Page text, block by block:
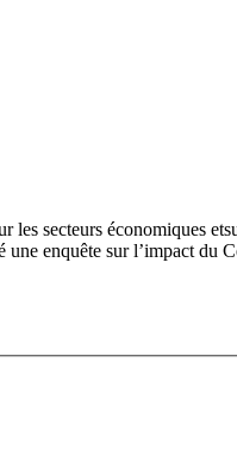
secteurs économiques
enquête sur l’impact du